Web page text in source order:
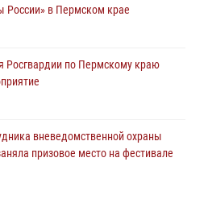
России» в Пермском крае
Росгвардии по Пермскому краю
вневедомственной охраны
призовое место на фестивале